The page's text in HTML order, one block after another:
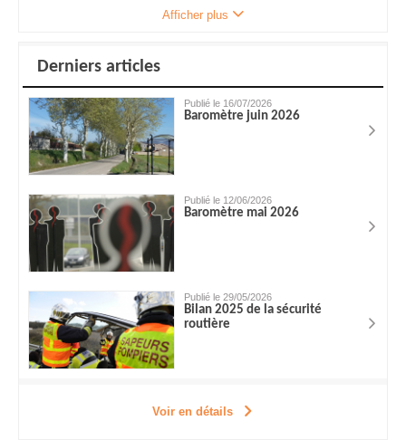
Afficher plus
Derniers articles
Publié le 16/07/2026
Baromètre juin 2026
Publié le 12/06/2026
Baromètre mai 2026
Publié le 29/05/2026
Bilan 2025 de la sécurité
routière
Voir en détails